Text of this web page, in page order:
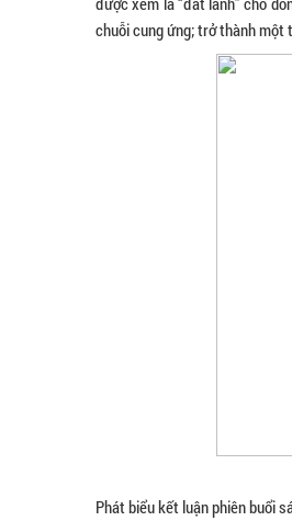
chuỗi cung ứng; trở thành một
Phát biểu kết luận phiên buổi